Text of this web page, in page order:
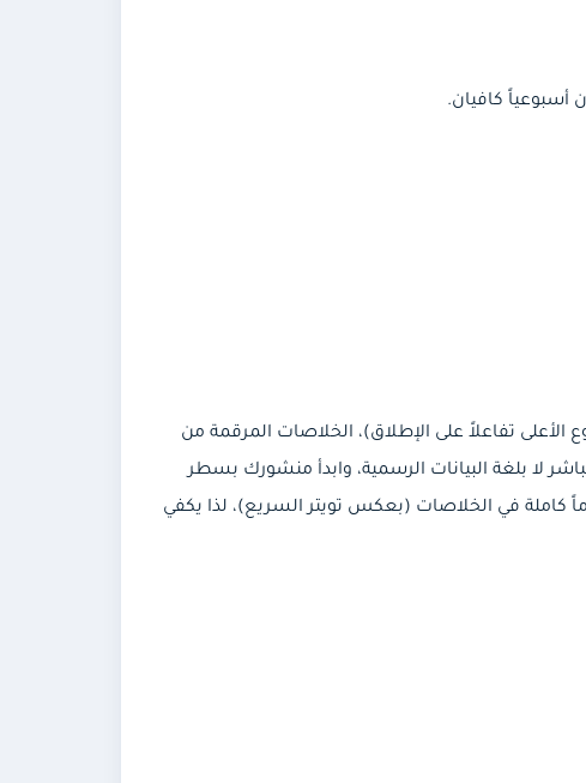
أسبوعياً كافيان.
تفاعلاً على الإطلاق)، الخلاصات المرقمة من
لا بلغة البيانات الرسمية، وابدأ منشورك بسطر
كاملة في الخلاصات (بعكس تويتر السريع)، لذا يكفي